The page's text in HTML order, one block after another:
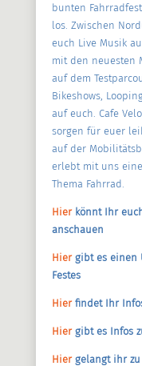
bunten
los. Zwischen
euch Live Musik
mit den neuesten
auf dem
Bikeshows,
auf euch. Cafe
sorgen für euer
auf der
erlebt mit uns
Thema Fahrrad.
Hierkönnt Ihr
anschauen
Hiergibt es einen
Festes
Hierfindet Ihr
Hiergibt es Infos
Hiergelangt ihr zu